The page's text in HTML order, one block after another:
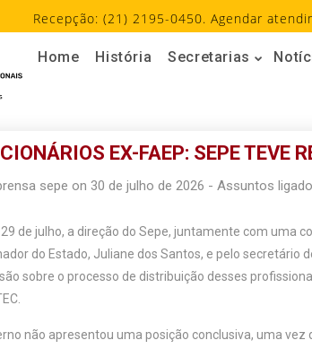
Recepção: (21) 2195-0450. Agendar
Home História Secretarias
EX-FAEP: SEPE TEVE
sepe on 30 de julho de 2026 - Assuntos
29 de julho, a direção do Sepe, juntamente com uma
do Estado, Juliane dos Santos, e pelo secretário
sobre o processo de distribuição desses
não apresentou uma posição conclusiva, uma